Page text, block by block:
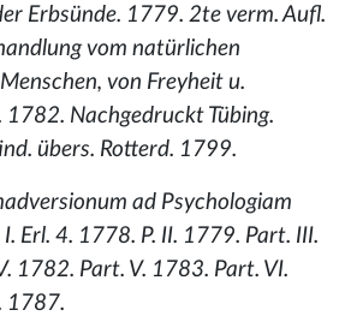
Erbsünde. 1779. 2te verm. Aufl.
vom natürlichen
von Freyheit u.
1782. Nachgedruckt Tübing.
übers. Rotterd. 1799.
ad Psychologiam
Erl. 4. 1778. P. II. 1779. Part. III.
1782. Part. V. 1783. Part. VI.
1787.